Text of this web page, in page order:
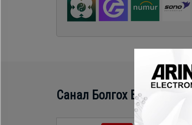
Санал Болгох Бүтээгдэхүүн